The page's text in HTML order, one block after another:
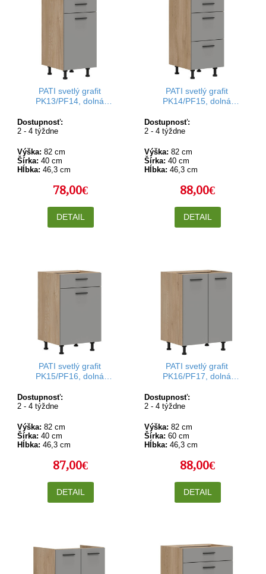
PATI svetlý grafit
PK13/PF14, dolná
zásuvkou 40 cm
Dostupnosť:
2 - 4 týždne
Výška: 82 cm
Šírka: 40 cm
Hĺbka: 46,3 cm
78,00€
DETAIL
PATI svetlý grafit
PK14/PF15, dolná
skrinka 40 cm
Dostupnosť:
2 - 4 týždne
Výška: 82 cm
Šírka: 40 cm
Hĺbka: 46,3 cm
88,00€
DETAIL
PATI svetlý grafit
PK15/PF16, dolná
zásuvkou 50 cm
Dostupnosť:
2 - 4 týždne
Výška: 82 cm
Šírka: 40 cm
Hĺbka: 46,3 cm
87,00€
DETAIL
PATI svetlý grafit
PK16/PF17, dolná
Dostupnosť:
2 - 4 týždne
Výška: 82 cm
Šírka: 60 cm
Hĺbka: 46,3 cm
88,00€
DETAIL